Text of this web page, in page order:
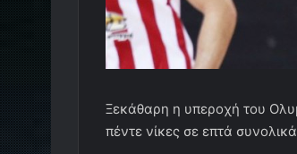
Ξεκάθαρη η υπεροχή του
πέντε νίκες σε επτά